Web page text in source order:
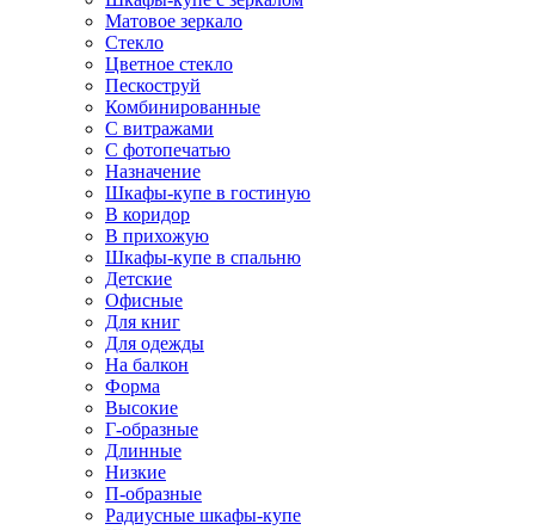
Матовое зеркало
Стекло
Цветное стекло
Пескоструй
Комбинированные
С витражами
С фотопечатью
Назначение
Шкафы-купе в гостиную
В коридор
В прихожую
Шкафы-купе в спальню
Детские
Офисные
Для книг
Для одежды
На балкон
Форма
Высокие
Г-образные
Длинные
Низкие
П-образные
Радиусные шкафы-купе